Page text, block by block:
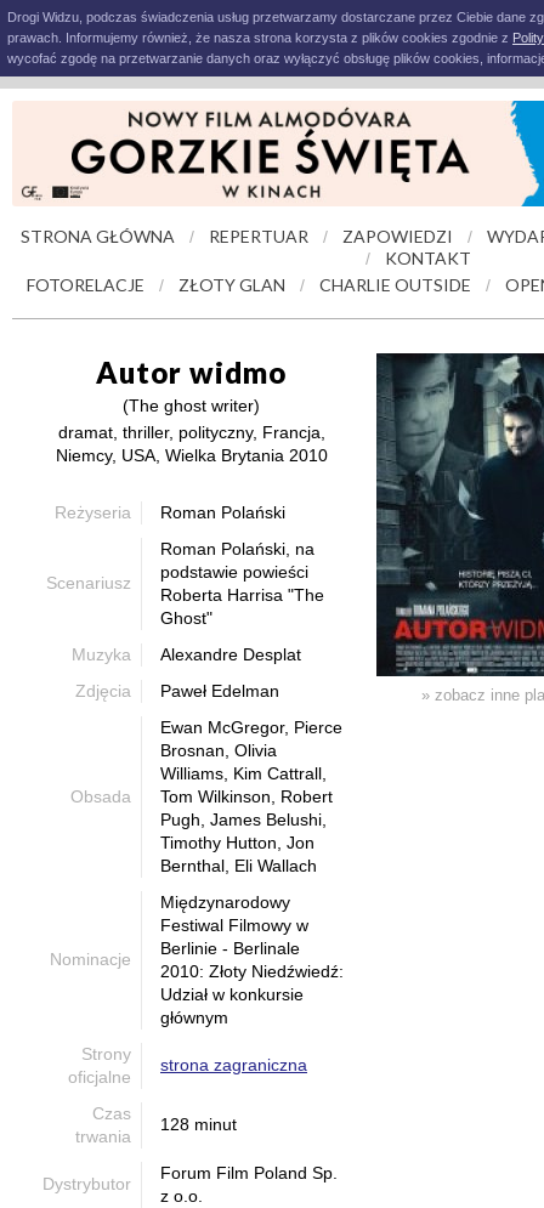
Drogi Widzu, podczas świadczenia usług przetwarzamy dostarczane przez Ciebie dane
prawach. Informujemy również, że nasza strona korzysta z plików cookies zgodnie z
wycofać zgodę na przetwarzanie danych oraz wyłączyć obsługę plików cookies,
STRONA GŁÓWNA / REPERTUAR / ZAPOWIEDZI /
/
KONTAKT
FOTORELACJE
/ ZŁOTY GLAN / CHARLIE OUTSIDE /
Autor widmo
(The ghost writer)
dramat, thriller, polityczny, Francja,
Niemcy, USA, Wielka Brytania 2010
Reżyseria Roman Polański
Scenariusz
Roman Polański, na
podstawie powieści
Roberta Harrisa "The
Ghost"
Muzyka
Alexandre Desplat
Zdjęcia
Paweł Edelman
Obsada
Ewan McGregor, Pierce
Brosnan, Olivia
Williams, Kim Cattrall,
Tom Wilkinson, Robert
Pugh, James Belushi,
Timothy Hutton, Jon
Bernthal, Eli Wallach
Nominacje
Międzynarodowy
Festiwal Filmowy w
Berlinie - Berlinale
2010: Złoty Niedźwiedź:
Udział w konkursie
głównym
Strony
oficjalne
strona zagraniczna
Czas
trwania
128 minut
Dystrybutor
Forum Film Poland Sp.
z o.o.
» zobacz inne